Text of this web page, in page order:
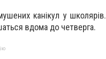
канікул у школярів.
вдома до четверга.